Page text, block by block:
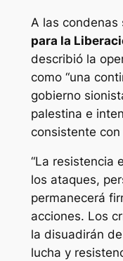
A las condenas
para la
describió la
como “una
gobierno
palestina e
consistente con
“La resistencia
los ataques,
permanecerá
acciones. Los
la disuadirán
lucha y